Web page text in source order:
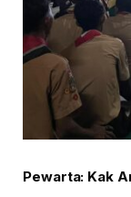
Pewarta: Kak